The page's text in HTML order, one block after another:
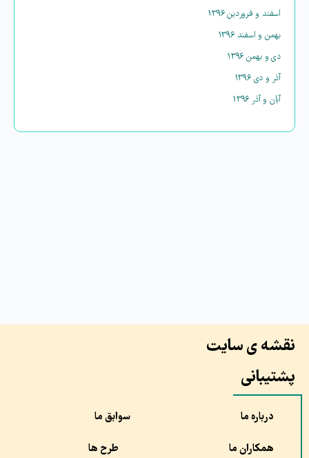
اسفند و فروردین ۱۳۹۶
بهمن و اسفند ۱۳۹۶
دی و بهمن ۱۳۹۶
آذر و دی ۱۳۹۶
آبان و آذر ۱۳۹۶
نقشه ی سایت
پشتیبانی
درباره ما سوابق ما
همکاران ما طرح ها